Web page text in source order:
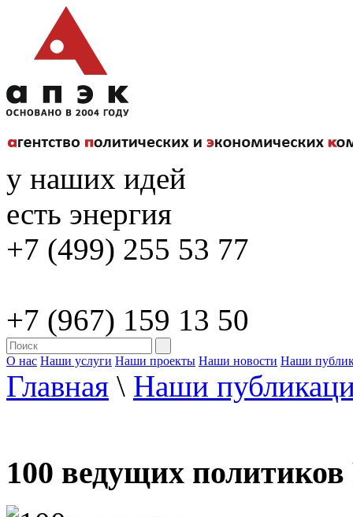
у наших идей
есть энергия
+7 (499) 255 53 77
+7 (967) 159 13 50
О нас Наши услуги Наши проекты Наши новости Наши
Главная \ Наши
100 ведущих политиков